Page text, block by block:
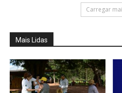
Carregar
Mais Lidas